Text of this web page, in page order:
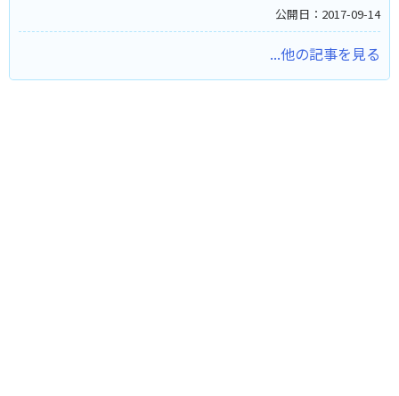
公開日：2017-09-14
...他の記事を見る